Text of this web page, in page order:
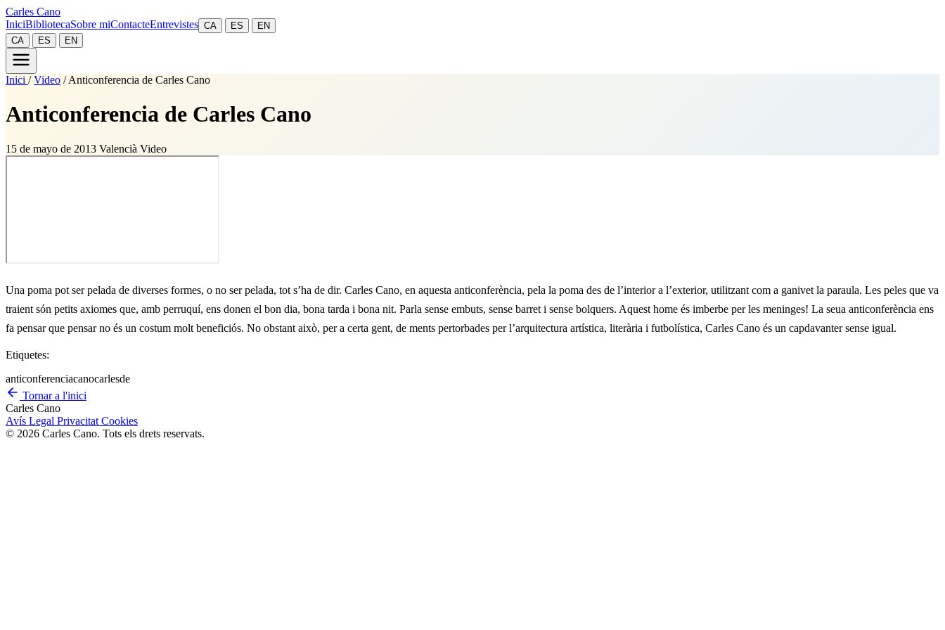
Carles Cano
IniciBibliotecaSobre miContacteEntrevistes CA ES
EN
CA
ES EN
Inici / Video / Anticonferencia de Carles Cano
Anticonferencia de Carles Cano
15 de mayo de 2013 Valencià Video
Una poma pot ser pelada de diverses formes, o no ser pelada, tot s’ha de dir. Carles Cano, en aquesta anticonferència, pela la poma des de l’interior a l’exterior, utilitzant com a ganivet la paraula. Les peles que va
traient són petits axiomes que, amb perruquí, ens donen el bon dia, bona tarda i bona nit. Parla sense embuts, sense barret i sense bolquers. Aquest home és imberbe per les meninges! La seua anticonferència ens
fa pensar que pensar no és un costum molt beneficiós. No obstant això, per a certa gent, de ments pertorbades per l’arquitectura artística, literària i futbolística, Carles Cano és un capdavanter sense igual.
Etiquetes:
anticonferenciacanocarlesde
Tornar a l'inici
Carles Cano
Avís Legal Privacitat Cookies
© 2026 Carles Cano. Tots els drets reservats.